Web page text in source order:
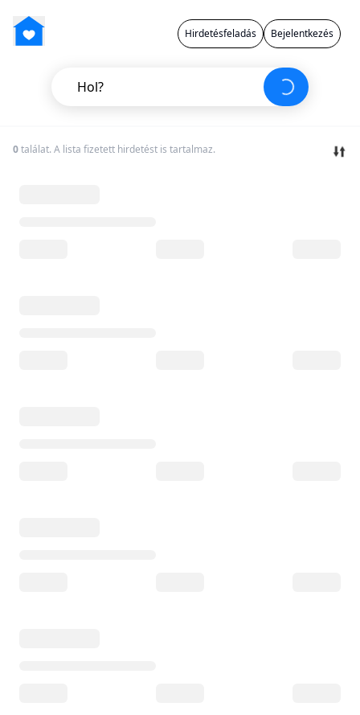
Hirdetésfeladás Bejelentkezés
Hol?
0találat. A lista fizetett hirdetést is tartalmaz.